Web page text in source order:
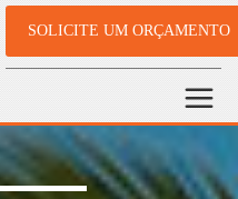
SOLICITE UM ORÇAMENTO